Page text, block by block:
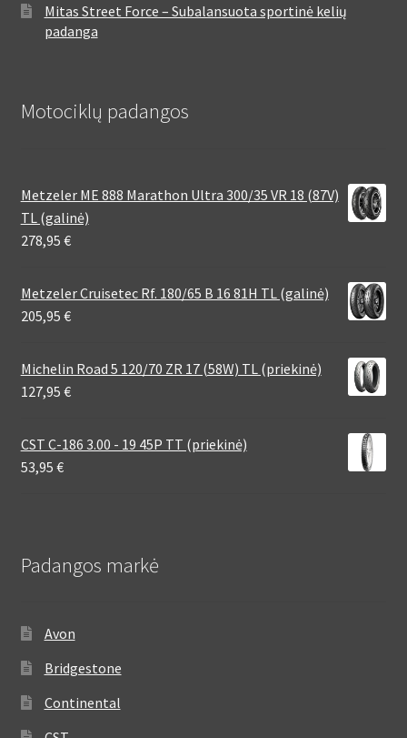
Mitas Street Force – Subalansuota sportinė kelių
padanga
Motociklų padangos
Metzeler ME 888 Marathon Ultra 300/35 VR 18 (87V)
TL (galinė)
278,95 €
Metzeler Cruisetec Rf. 180/65 B 16 81H TL (galinė)
205,95 €
Michelin Road 5 120/70 ZR 17 (58W) TL (priekinė)
127,95 €
CST C-186 3.00 - 19 45P TT (priekinė)
53,95 €
Padangos markė
Avon
Bridgestone
Continental